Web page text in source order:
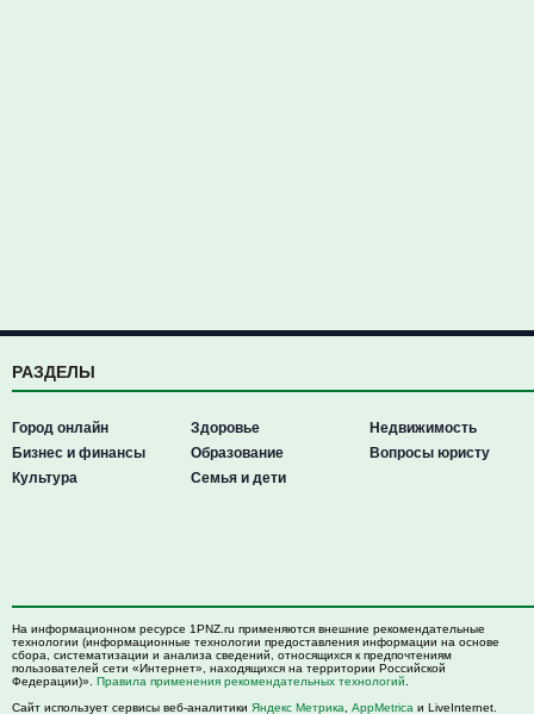
РАЗДЕЛЫ
Город онлайн
Бизнес и финансы
Культура
Здоровье
Образование
Семья и дети
Недвижимость
Вопросы юристу
На информационном ресурсе 1PNZ.ru применяются внешние рекомендательные
технологии (информационные технологии предоставления информации на основе
сбора, систематизации и анализа сведений, относящихся к предпочтениям
пользователей сети «Интернет», находящихся на территории Российской
Федерации)». Правила применения рекомендательных технологий
Сайт использует сервисы веб-аналитики Яндекс Метрика AppMetrica и LiveInternet.